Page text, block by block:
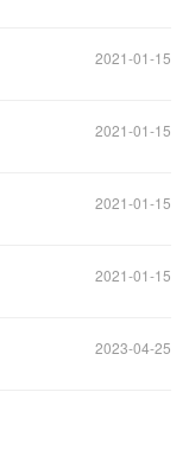
2021-01-15
2021-01-15
2021-01-15
2021-01-15
2023-04-25